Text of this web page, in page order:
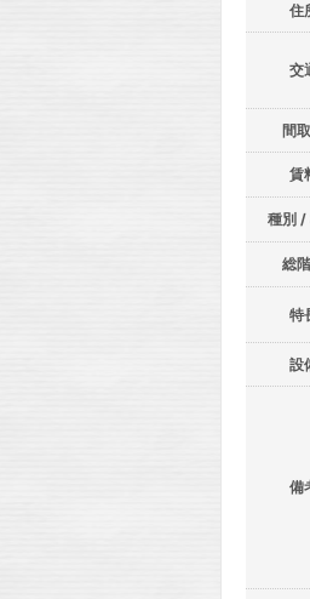
住
交
間
賃
種別 /
総
特
設
備